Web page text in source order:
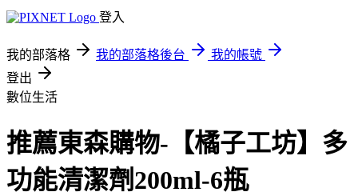
登入
我的部落格 我的部落格後台
我的帳號
登出
數位生活
推薦東森購物-【橘子工坊】多
功能清潔劑200ml-6瓶